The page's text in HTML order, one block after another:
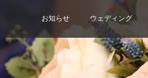
お知らせ ウェディング